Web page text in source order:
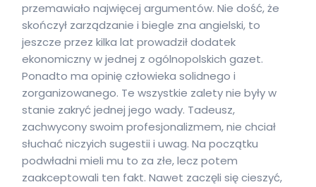
przemawiało najwięcej argumentów. Nie dość, że
skończył zarządzanie i biegle zna angielski, to
jeszcze przez kilka lat prowadził dodatek
ekonomiczny w jednej z ogólnopolskich gazet.
Ponadto ma opinię człowieka solidnego i
zorganizowanego. Te wszystkie zalety nie były w
stanie zakryć jednej jego wady. Tadeusz,
zachwycony swoim profesjonalizmem, nie chciał
słuchać niczyich sugestii i uwag. Na początku
podwładni mieli mu to za złe, lecz potem
zaakceptowali ten fakt. Nawet zaczęli się cieszyć,